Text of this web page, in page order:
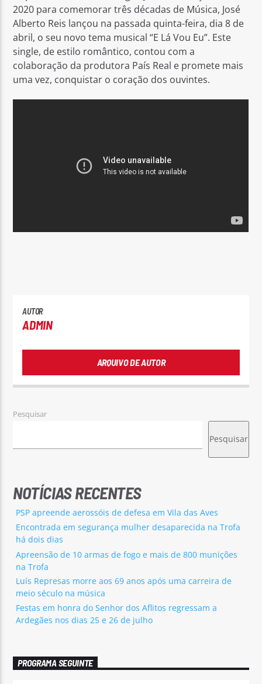
Rádio No ar
2020 para comemorar três décadas de Música, José
Alberto Reis lançou na passada quinta-feira, dia 8 de
abril, o seu novo tema musical “E Lá Vou Eu”. Este
single, de estilo romântico, contou com a
colaboração da produtora País Real e promete mais
uma vez, conquistar o coração dos ouvintes.
AUTOR
ADMIN
ARQUIVO DE AUTOR
Pesquisar
Pesquisar
NOTÍCIAS RECENTES
PSP apreende aerossóis de defesa em Vila das Aves
Encontrada em segurança mulher desaparecida na Trofa
há dois dias
Apreensão de 10 armas de fogo e mais de 800 munições
na Trofa
Luís Represas morre aos 69 anos após uma carreira de
meio século na música
Festas em honra do Senhor dos Aflitos regressam a
Ardegães nos dias 25 e 26 de julho
PROGRAMA SEGUINTE